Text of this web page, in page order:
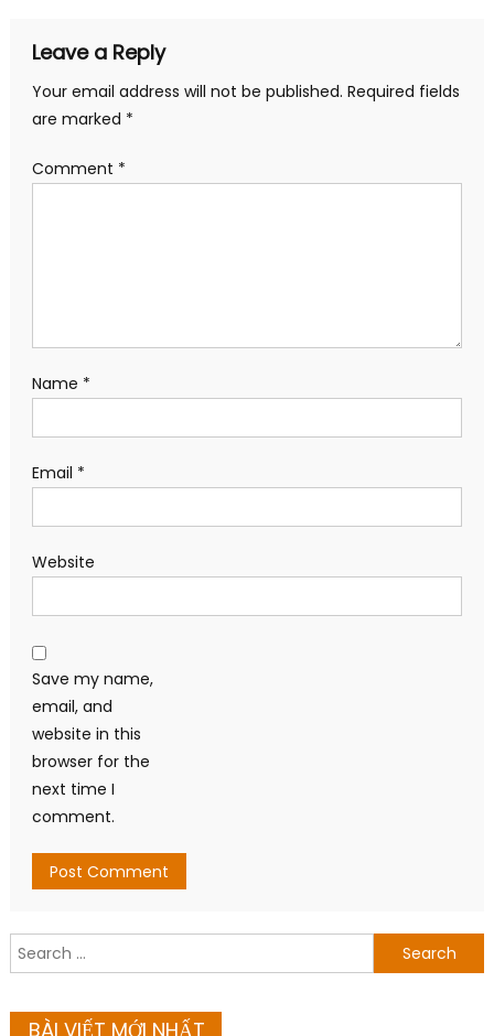
Leave a Reply
Your email address will not be published. Required fields
are marked *
Comment *
Name *
Email *
Website
Save my name,
email, and
website in this
browser for the
next time I
comment.
Search
for:
BÀI VIẾT MỚI NHẤT